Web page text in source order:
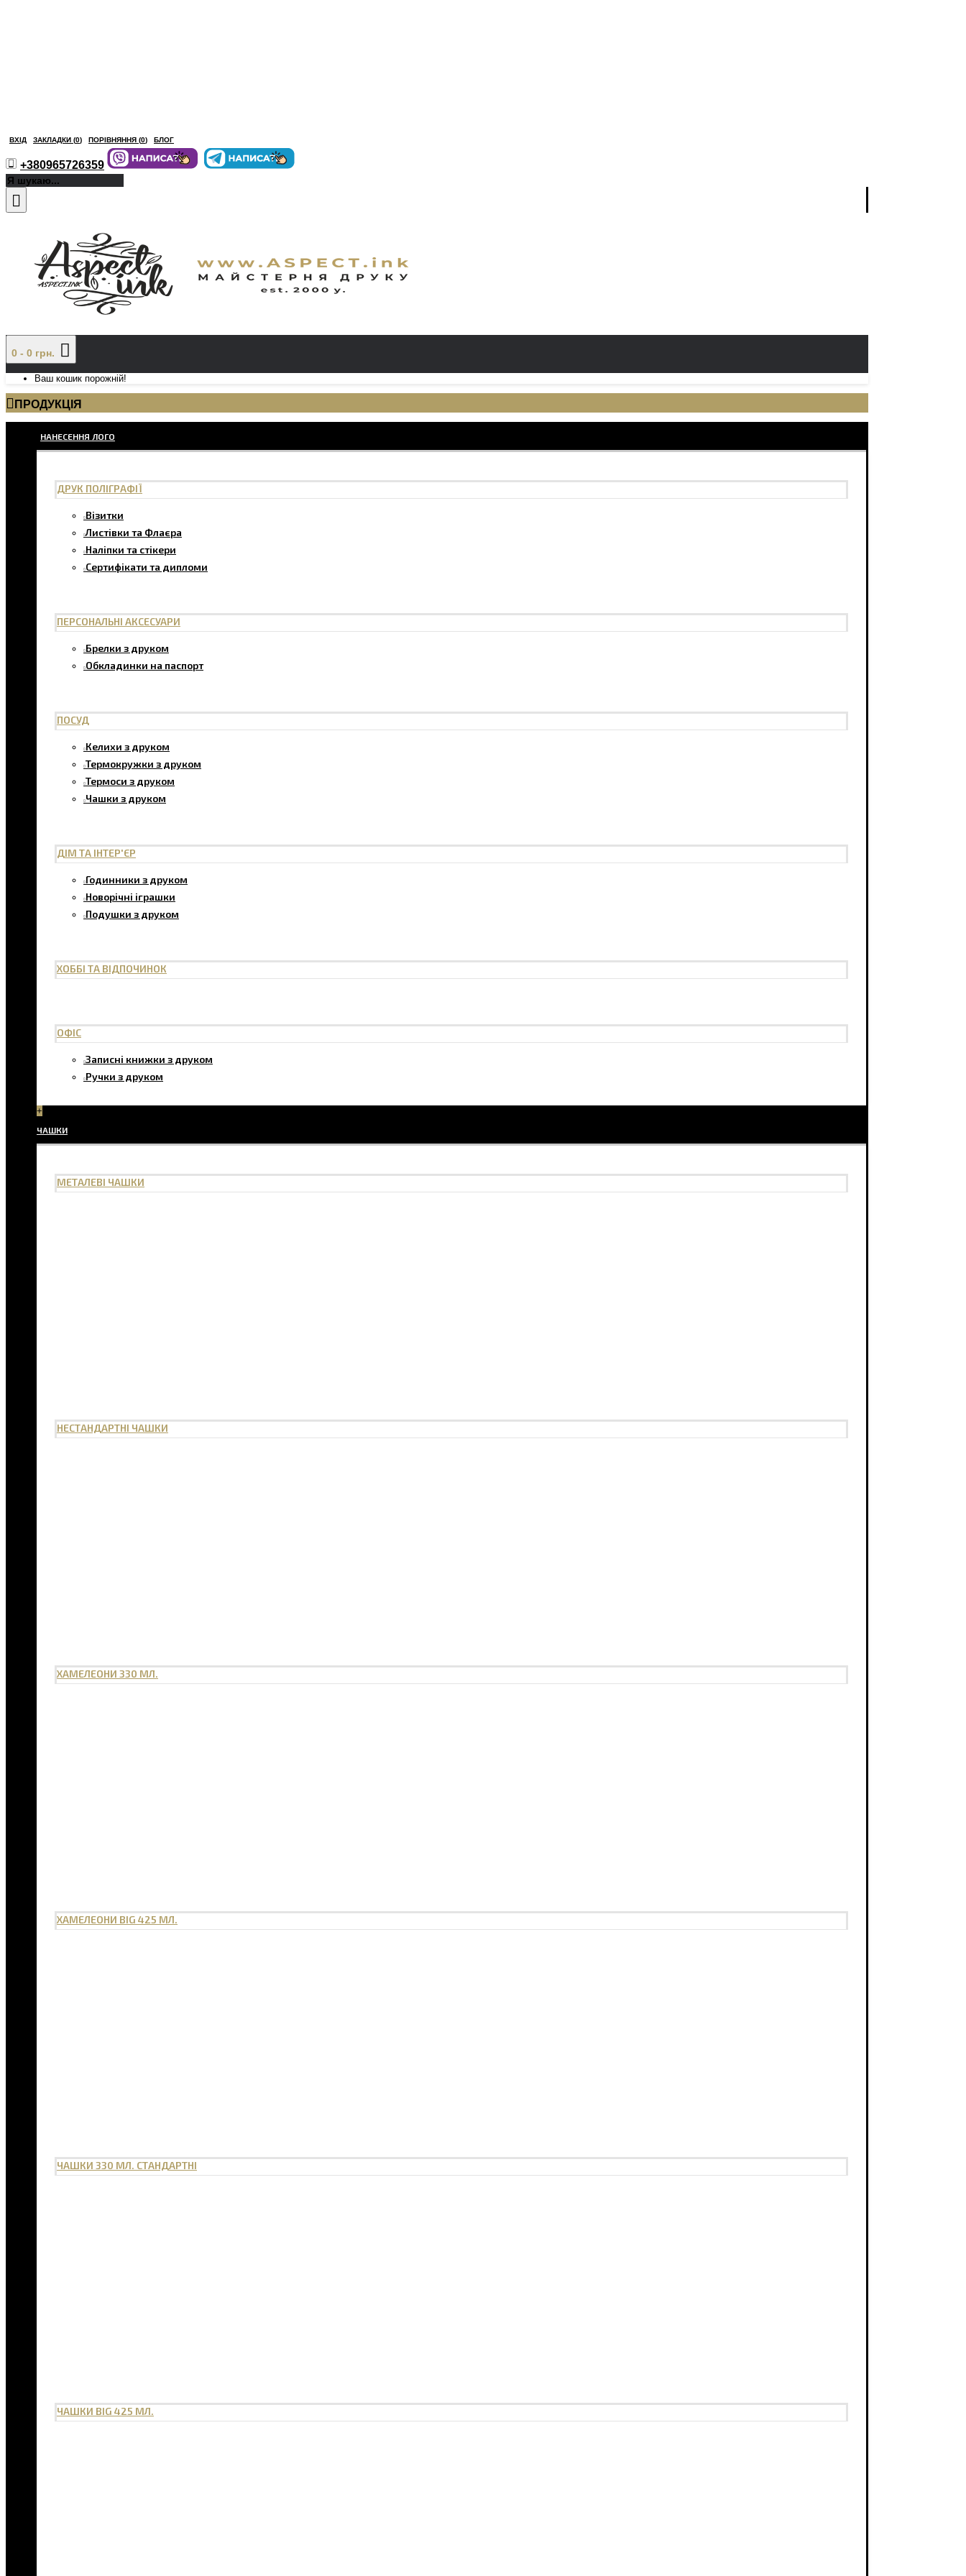
ВХІД ЗАКЛАДКИ (0) ПОРІВНЯННЯ (0) БЛОГ
+380965726359
0 - 0 грн.
Ваш кошик порожній!
ПРОДУКЦІЯ
НАНЕСЕННЯ ЛОГО
ДРУК ПОЛІГРАФІЇ
Візитки
Листівки та Флаєра
Наліпки та стікери
Сертифікати та дипломи
ПЕРСОНАЛЬНІ АКСЕСУАРИ
Брелки з друком
Обкладинки на паспорт
ПОСУД
Келихи з друком
Термокружки з друком
Термоси з друком
Чашки з друком
ДІМ ТА ІНТЕР'ЄР
Годинники з друком
Новорічні іграшки
Подушки з друком
ХОББІ ТА ВІДПОЧИНОК
ОФІС
Записні книжки з друком
Ручки з друком
+
ЧАШКИ
МЕТАЛЕВІ ЧАШКИ
НЕСТАНДАРТНІ ЧАШКИ
ХАМЕЛЕОНИ 330 МЛ.
ХАМЕЛЕОНИ BIG 425 МЛ.
ЧАШКИ 330 МЛ. СТАНДАРТНІ
ЧАШКИ BIG 425 МЛ.